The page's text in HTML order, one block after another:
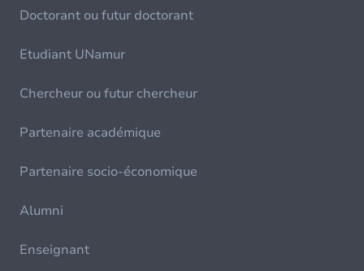
Doctorant ou futur doctorant
Etudiant UNamur
Chercheur ou futur chercheur
Partenaire académique
Partenaire socio-économique
Alumni
Enseignant